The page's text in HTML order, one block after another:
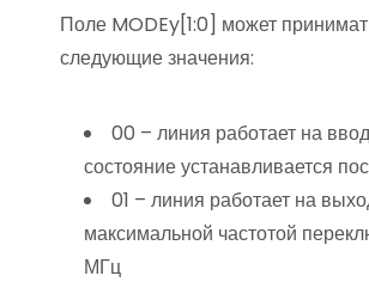
Поле MODEy[1:0] может
следующие значения:
00 – линия работает на
состояние устанавливается
01 – линия работает на
максимальной частотой
МГц